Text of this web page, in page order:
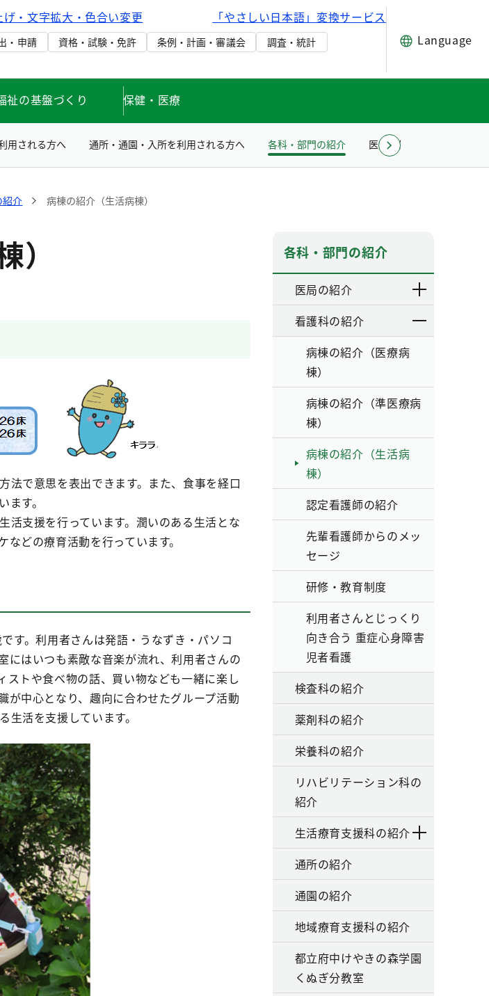
げ・文字拡大・色合い変更 「やさしい日本語」変換サービス
・申請 資格・試験・免許 条例・計画・審議会
調査・統計
Language
祉の基盤づくり 保健・医療
用される方へ 通所・通園・入所を利用される方へ 各科・部門の紹介 医療関係者の方へ
紹介 病棟の紹介（生活病棟）
法で意思を表出できます。また、食事を経口
す。
活支援を行っています。潤いのある生活とな
どの療育活動を行っています。
す。利用者さんは発語・うなずき・パソコ
にはいつも素敵な音楽が流れ、利用者さんの
ストや食べ物の話、買い物なども一緒に楽し
が中心となり、趣向に合わせたグループ活動
活を支援しています。
各科・部門の紹介
医局の紹介
看護科の紹介
病棟の紹介（医療病
棟）
病棟の紹介（準医療病
棟）
病棟の紹介（生活病
棟）
認定看護師の紹介
先輩看護師からのメッ
セージ
研修・教育制度
利用者さんとじっくり
向き合う 重症心身障害
児者看護
検査科の紹介
薬剤科の紹介
栄養科の紹介
リハビリテーション科の
紹介
生活療育支援科の紹介
通所の紹介
通園の紹介
地域療育支援科の紹介
都立府中けやきの森学園
くぬぎ分教室